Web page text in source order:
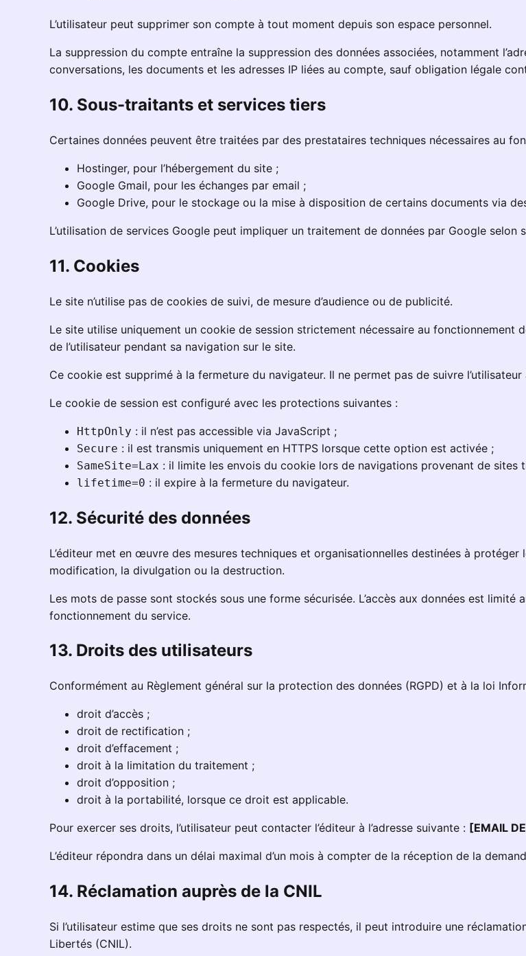
L’utilisateur peut supprimer son compte à tout moment depuis son espace personnel.
La suppression du compte entraîne la suppression des données associées, notamment
conversations, les documents et les adresses IP liées au compte, sauf obligation légale
10. Sous-traitants et services tiers
Certaines données peuvent être traitées par des prestataires techniques nécessaires au
Hostinger, pour l’hébergement du site ;
Google Gmail, pour les échanges par email ;
Google Drive, pour le stockage ou la mise à disposition de certains documents via
L’utilisation de services Google peut impliquer un traitement de données par Google
11. Cookies
Le site n’utilise pas de cookies de suivi, de mesure d’audience ou de publicité.
Le site utilise uniquement un cookie de session strictement nécessaire au fonctionnement
de l’utilisateur pendant sa navigation sur le site.
Ce cookie est supprimé à la fermeture du navigateur. Il ne permet pas de suivre
Le cookie de session est configuré avec les protections suivantes :
HttpOnly : il n’est pas accessible via JavaScript ;
Secure : il est transmis uniquement en HTTPS lorsque cette option est activée ;
SameSite=Lax : il limite les envois du cookie lors de navigations provenant de sites
lifetime=0 : il expire à la fermeture du navigateur.
12. Sécurité des données
L’éditeur met en œuvre des mesures techniques et organisationnelles destinées à protéger
modification, la divulgation ou la destruction.
Les mots de passe sont stockés sous une forme sécurisée. L’accès aux données est limité
fonctionnement du service.
13. Droits des utilisateurs
Conformément au Règlement général sur la protection des données (RGPD) et à la loi
droit d’accès ;
droit de rectification ;
droit d’effacement ;
droit à la limitation du traitement ;
droit d’opposition ;
droit à la portabilité, lorsque ce droit est applicable.
Pour exercer ses droits, l’utilisateur peut contacter l’éditeur à l’adresse suivante : [EMAIL
L’éditeur répondra dans un délai maximal d’un mois à compter de la réception de la
14. Réclamation auprès de la CNIL
Si l’utilisateur estime que ses droits ne sont pas respectés, il peut introduire une
Libertés (CNIL).